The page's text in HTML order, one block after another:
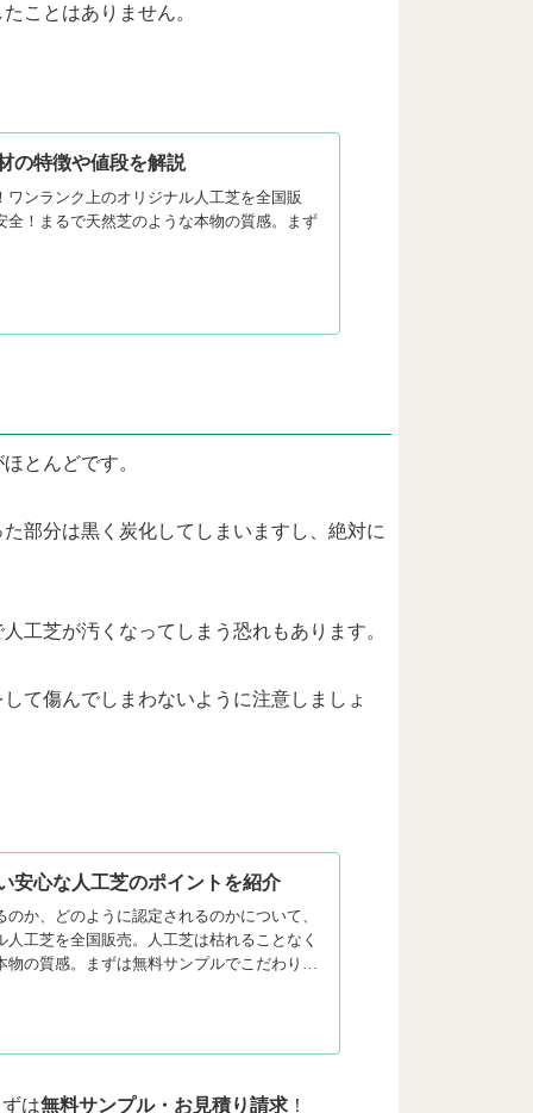
ことはありません。
の特徴や値段を解説
ンランク上のオリジナル人工芝を全国販
！まるで天然芝のような本物の質感。まず
とんどです。
部分は黒く炭化してしまいますし、絶対に
工芝が汚くなってしまう恐れもあります。
て傷んでしまわないように注意しましょ
安心な人工芝のポイントを紹介
か、どのように認定されるのかについて、
工芝を全国販売。人工芝は枯れることなく
の質感。まずは無料サンプルでこだわりの
ずは無料サンプル・お見積り請求！